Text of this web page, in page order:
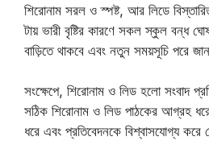
শিরোনাম সরল ও স্পষ্ট, আর লিডে
টায় ভারী বৃষ্টির কারণে সকল স্কুল বন্ধ
বাড়িতে থাকবে এবং নতুন সময়সূচি পরে
সংক্ষেপে, শিরোনাম ও লিড হলো সংবাদ
সঠিক শিরোনাম ও লিড পাঠকের আগ্রহ
ধরে এবং প্রতিবেদনকে বিশ্বাসযোগ্য করে